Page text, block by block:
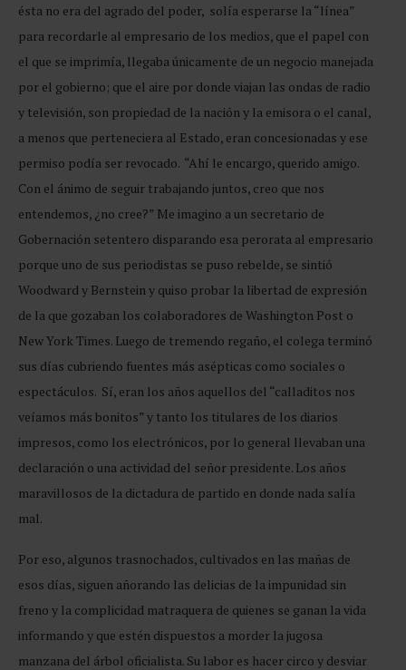
ésta no era del agrado del poder, solía esperarse la “línea”
para recordarle al empresario de los medios, que el papel con
el que se imprimía, llegaba únicamente de un negocio manejada
por el gobierno; que el aire por donde viajan las ondas de radio
y televisión, son propiedad de la nación y la emisora o el canal,
a menos que perteneciera al Estado, eran concesionadas y ese
permiso podía ser revocado. “Ahí le encargo, querido amigo.
Con el ánimo de seguir trabajando juntos, creo que nos
entendemos, ¿no cree?” Me imagino a un secretario de
Gobernación setentero disparando esa perorata al empresario
porque uno de sus periodistas se puso rebelde, se sintió
Woodward y Bernstein y quiso probar la libertad de expresión
de la que gozaban los colaboradores de Washington Post o
New York Times. Luego de tremendo regaño, el colega terminó
sus días cubriendo fuentes más asépticas como sociales o
espectáculos. Sí, eran los años aquellos del “calladitos nos
veíamos más bonitos” y tanto los titulares de los diarios
impresos, como los electrónicos, por lo general llevaban una
declaración o una actividad del señor presidente. Los años
maravillosos de la dictadura de partido en donde nada salía
mal.
Por eso, algunos trasnochados, cultivados en las mañas de
esos días, siguen añorando las delicias de la impunidad sin
freno y la complicidad matraquera de quienes se ganan la vida
informando y que estén dispuestos a morder la jugosa
manzana del árbol oficialista. Su labor es hacer circo y desviar